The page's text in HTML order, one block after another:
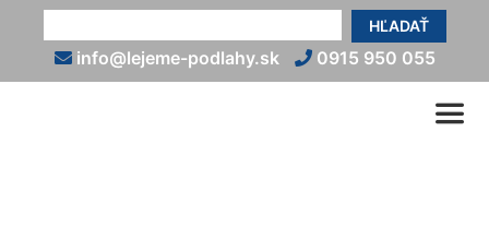
HĽADAŤ
info@lejeme-podlahy.sk 0915 950 055